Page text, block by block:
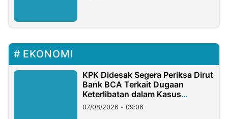
EKONOMI
KPK Didesak Segera Periksa Dirut
Bank BCA Terkait Dugaan
Keterlibatan dalam Kasus
Hilangnya Dana Nasabah Rp2,58
Miliar
07/08/2026 - 09:06